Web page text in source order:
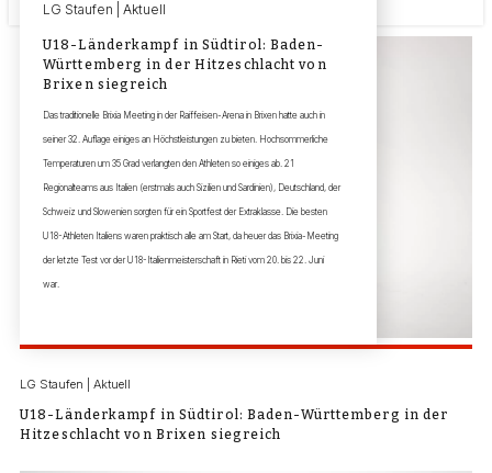
LG Staufen | Aktuell
U18-Länderkampf in Südtirol: Baden-
Württemberg in der Hitzeschlacht von
Brixen siegreich
Das traditionelle Brixia Meeting in der Raiffeisen-Arena in Brixen hatte auch in
seiner 32. Auflage einiges an Höchstleistungen zu bieten. Hochsommerliche
Temperaturen um 35 Grad verlangten den Athleten so einiges ab. 21
Regionalteams aus Italien (erstmals auch Sizilien und Sardinien), Deutschland, der
Schweiz und Slowenien sorgten für ein Sportfest der Extraklasse. Die besten
U18-Athleten Italiens waren praktisch alle am Start, da heuer das Brixia-Meeting
der letzte Test vor der U18-Italienmeisterschaft in Rieti vom 20. bis 22. Juni
war.
LG Staufen | Aktuell
U18-Länderkampf in Südtirol: Baden-Württemberg in der
Hitzeschlacht von Brixen siegreich